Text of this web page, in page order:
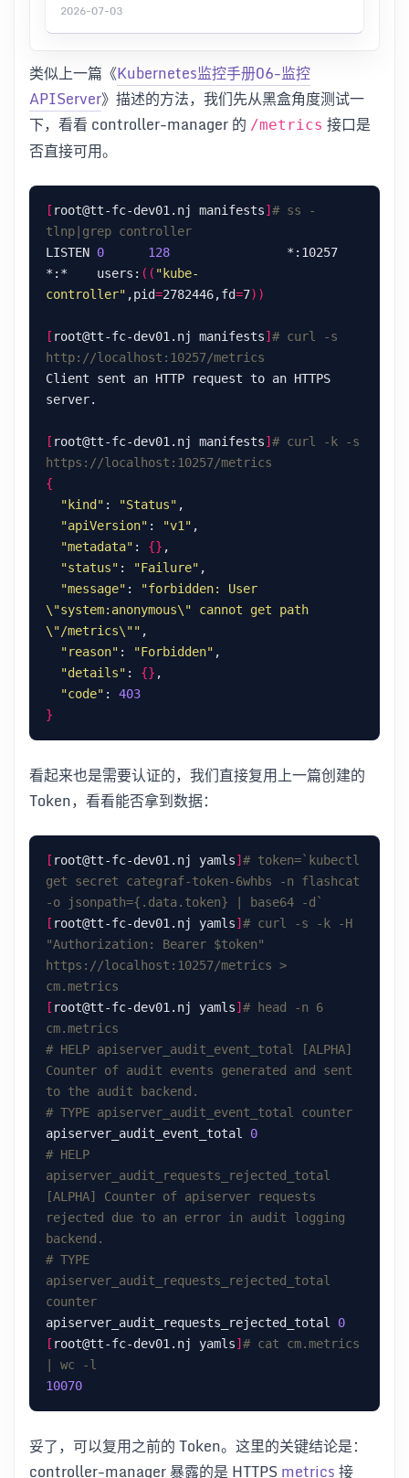
2026-07-03
类似上一篇《Kubernetes监控手册06-监控
APIServer》描述的方法，我们先从黑盒角度测试一
下，看看 controller-manager 的 /metrics 接口是
否直接可用。
[ root@tt-fc-dev01.nj manifests] # ss -
tlnp|grep controller
LISTEN 0 128
                *:10257
*:*    users: (( "kube-
controller" ,pid=2782446,fd=7))
[ root@tt-fc-dev01.nj manifests] # curl -s
http://localhost:10257/metrics
Client sent an HTTP request to an HTTPS
[ root@tt-fc-dev01.nj manifests] # curl -k -s
https://localhost:10257/metrics
{
"kind" : "Status"
"apiVersion" : "v1"
"metadata" : {}
"status" : "Failure"
"message" :
"forbidden: User
\"system:anonymous\" cannot get path
\"/metrics\""
"reason" : "Forbidden"
"details" : {}
"code" : 403
}
看起来也是需要认证的，我们直接复用上一篇创建的
Token，看看能否拿到数据：
[ root@tt-fc-dev01.nj yamls] # token=`kubectl
get secret categraf-token-6whbs -n flashcat
-o jsonpath={.data.token} | base64 -d`
[ root@tt-fc-dev01.nj yamls] # curl -s -k -H
"Authorization: Bearer $token"
https://localhost:10257/metrics >
cm.metrics
[ root@tt-fc-dev01.nj yamls] # head -n 6
cm.metrics
# HELP apiserver_audit_event_total [ALPHA]
Counter of audit events generated and sent
to the audit backend.
# TYPE apiserver_audit_event_total counter
apiserver_audit_event_total 0
# HELP
apiserver_audit_requests_rejected_total
[ALPHA] Counter of apiserver requests
rejected due to an error in audit logging
backend.
# TYPE
apiserver_audit_requests_rejected_total
counter
apiserver_audit_requests_rejected_total 0
[ root@tt-fc-dev01.nj yamls] # cat cm.metrics
| wc -l
10070
妥了，可以复用之前的 Token。这里的关键结论是：
controller-manager 暴露的是 HTTPS metrics接